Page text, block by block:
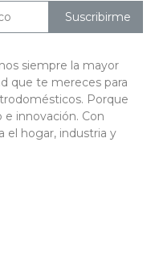
Suscribirme
siempre la mayor
que te mereces para
Porque
e innovación. Con
el hogar, industria y